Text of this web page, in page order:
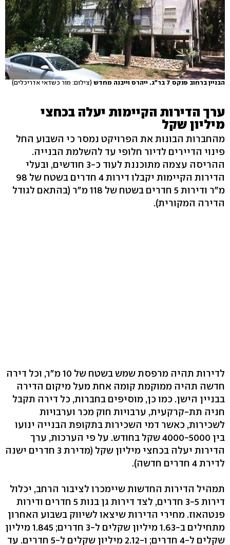
הבניין ברחוב פנקס 7 בר"ג. ייהרס וייבנה מחדש (צילום: מור כשדאי אדריכלים)
ערך הדירות הקיימות יעלה בכחצי
מיליון שקל
מהחברות הבונות את הפרויקט נמסר כי השבוע החל
פינוי הדיירים לדיור חלופי עד להשלמת הבנייה.
ההריסה עצמה מתוכננת לעוד כ-3 חודשים, ובעלי
הדירות הקיימות יקבלו דירות 4 חדרים בשטח של 98
מ"ר ודירות 5 חדרים בשטח של 118 מ"ר (בהתאם לגודל
הדירה המקורית).
לדירות תהיה מרפסת שמש בשטח של 10 מ"ר, וכל דירה
חדשה תהיה ממוקמת קומה אחת מעל מיקום הדירה
בבניין הישן. כמו כן, מוסיפים בחברות, כל דירה תקבל
חניה תת-קרקעית, ערבויות חוק מכר וערבויות
לשכירות, כאשר דמי השכירות בתקופת הבנייה ינועו
בין 4000-5000 שקל בחודש. על פי הערכות, ערך
הדירות יעלה בכחצי מיליון שקל (מדירת 3 חדרים ישנה
לדירת 4 חדרים חדשה).
תמהיל הדירות החדשות שיימכרו לציבור הרחב, יכלול
דירות 3-5 חדרים, לצד דירות גן בנות 5 חדרים ודירות
פנטהאוז. מחירי הדירות שיצאו לשיווק בשבוע האחרון
מתחילים ב-1.63 מיליון שקלים ל-3 חדרים; 1.845 מיליון
שקלים ל-4 חדרים; ו-2.12 מיליון שקלים ל-5 חדרים. עד